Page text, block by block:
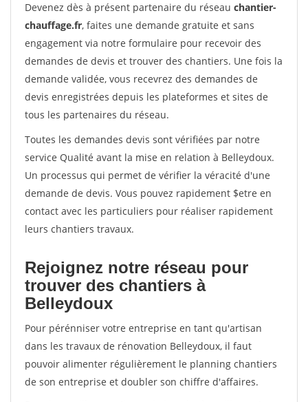
Devenez dès à présent partenaire du réseau chantier-
chauffage.fr, faites une demande gratuite et sans
engagement via notre formulaire pour recevoir des
demandes de devis et trouver des chantiers. Une fois la
demande validée, vous recevrez des demandes de
devis enregistrées depuis les plateformes et sites de
tous les partenaires du réseau.
Toutes les demandes devis sont vérifiées par notre
service Qualité avant la mise en relation à Belleydoux.
Un processus qui permet de vérifier la véracité d'une
demande de devis. Vous pouvez rapidement $etre en
contact avec les particuliers pour réaliser rapidement
leurs chantiers travaux.
Rejoignez notre réseau pour
trouver des chantiers à
Belleydoux
Pour pérénniser votre entreprise en tant qu'artisan
dans les travaux de rénovation Belleydoux, il faut
pouvoir alimenter régulièrement le planning chantiers
de son entreprise et doubler son chiffre d'affaires.